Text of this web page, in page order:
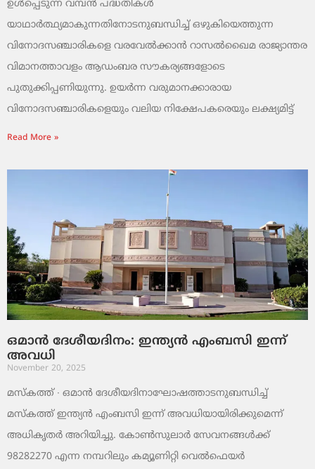
ഉൾപ്പെടുന്ന വമ്പൻ പദ്ധതികൾ
യാഥാർത്ഥ്യമാകുന്നതിനോടനുബന്ധിച്ച് ഒഴുകിയെത്തുന്ന
വിനോദസഞ്ചാരികളെ വരവേൽക്കാൻ റാസൽഖൈമ രാജ്യാന്തര
വിമാനത്താവളം ആഡംബര സൗകര്യങ്ങളോടെ
പുതുക്കിപ്പണിയുന്നു. ഉയർന്ന വരുമാനക്കാരായ
വിനോദസഞ്ചാരികളെയും വലിയ നിക്ഷേപകരെയും ലക്ഷ്യമിട്ട്
Read More »
ഒമാൻ ദേശീയദിനം: ഇന്ത്യൻ എംബസി ഇന്ന്
അവധി
November 20, 2025
മസ്‌കത്ത് ∙ ഒമാൻ ദേശീയദിനാഘോഷത്താടനുബന്ധിച്ച്
മസ്‌കത്ത് ഇന്ത്യൻ എംബസി ഇന്ന് അവധിയായിരിക്കുമെന്ന്
അധികൃതർ അറിയിച്ചു. കോൺസുലാർ സേവനങ്ങൾക്ക്
98282270 എന്ന നമ്പറിലും കമ്യൂണിറ്റി വെൽഫെയർ